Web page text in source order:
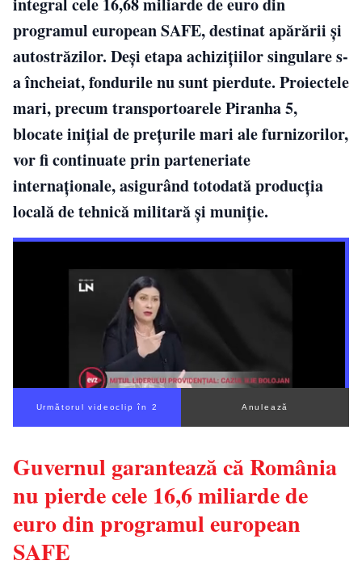
programul european SAFE, destinat apărării și
autostrăzilor. Deși etapa achizițiilor singulare s-
a încheiat, fondurile nu sunt pierdute. Proiectele
mari, precum transportoarele Piranha 5,
blocate inițial de prețurile mari ale furnizorilor,
vor fi continuate prin parteneriate
internaționale, asigurând totodată producția
locală de tehnică militară și muniție.
Următorul videoclip în 1 Anulează
Guvernul garantează că România
nu pierde cele 16,6 miliarde de
euro din programul european
SAFE